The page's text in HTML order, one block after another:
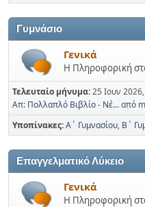
Γυμνάσιο
Γενικά
Η Πληροφορική
Τελευταίο μήνυμα:25 Ιουν
Απ: Πολλαπλό Βιβλίο - Νέ...από
Υποπίνακες Α΄ Γυμνασίου Β΄
Επαγγελματικό Λύκειο
Γενικά
Η Πληροφορική